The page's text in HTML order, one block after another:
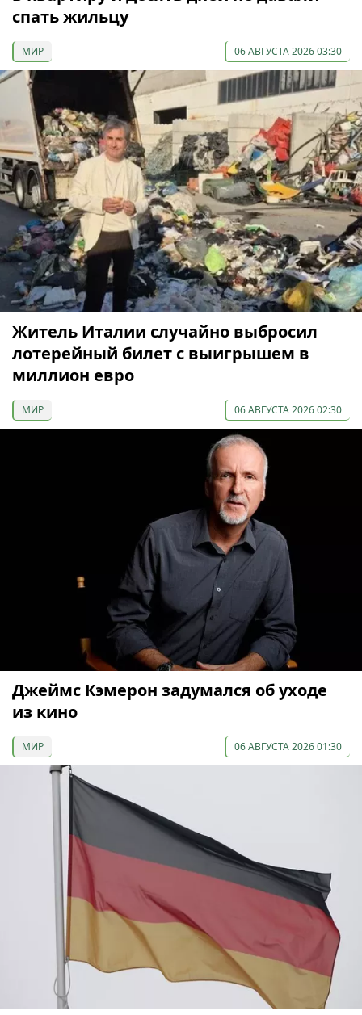
спать жильцу
МИР 06 АВГУСТА 2026 03:30
Житель Италии случайно выбросил
лотерейный билет с выигрышем в
миллион евро
МИР 06 АВГУСТА 2026 02:30
Джеймс Кэмерон задумался об уходе
из кино
МИР 06 АВГУСТА 2026 01:30